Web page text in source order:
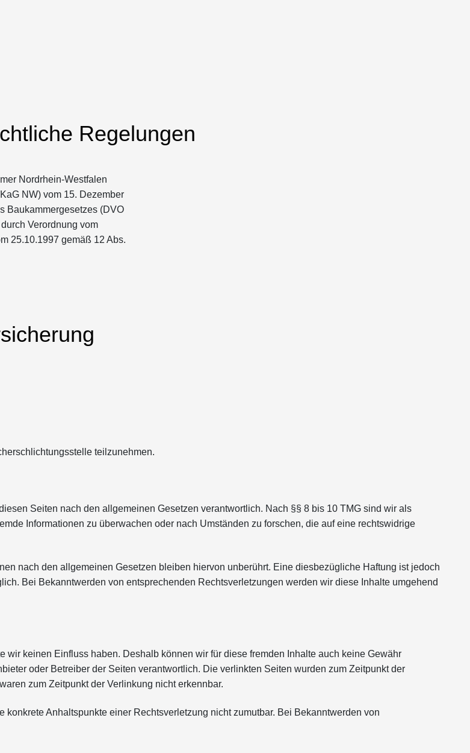
Regelungen
Nordrhein-Westfalen
NW) vom 15. Dezember
Baukammergesetzes (DVO
Verordnung vom
25.10.1997 gemäß 12 Abs.
teilzunehmen.
Seiten nach den allgemeinen Gesetzen verantwortlich. Nach §§ 8 bis 10 TMG sind wir als
Informationen zu überwachen oder nach Umständen zu forschen, die auf eine rechtswidrige
nach den allgemeinen Gesetzen bleiben hiervon unberührt. Eine diesbezügliche Haftung ist jedoch
Bei Bekanntwerden von entsprechenden Rechtsverletzungen werden wir diese Inhalte umgehend
wir keinen Einfluss haben. Deshalb können wir für diese fremden Inhalte auch keine Gewähr
oder Betreiber der Seiten verantwortlich. Die verlinkten Seiten wurden zum Zeitpunkt der
zum Zeitpunkt der Verlinkung nicht erkennbar.
Anhaltspunkte einer Rechtsverletzung nicht zumutbar. Bei Bekanntwerden von